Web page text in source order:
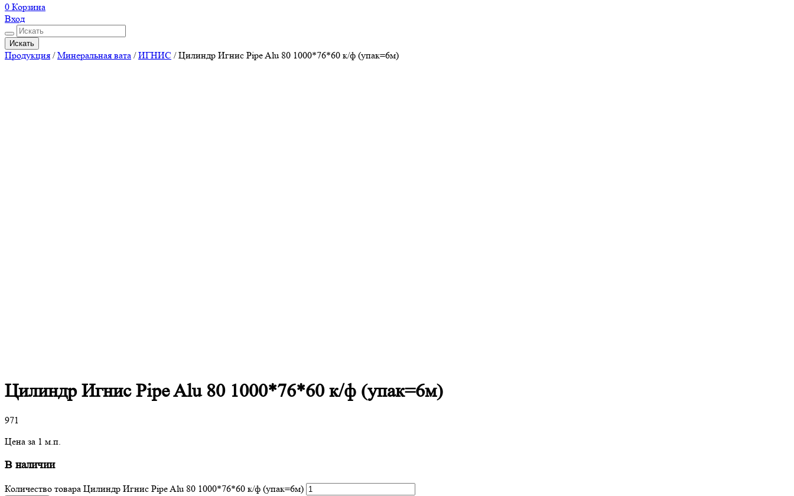
0 Корзина
Вход
Искать
Продукция /Минеральная вата /ИГНИС /Цилиндр Игнис Pipe Alu 80 1000*76*60 к/ф (упак=6м)
Цилиндр Игнис Pipe Alu 80 1000*76*60 к/ф (упак=6м)
971
Цена за 1 м.п.
В наличии
Количество товара Цилиндр Игнис Pipe Alu 80 1000*76*60 к/ф (упак=6м)